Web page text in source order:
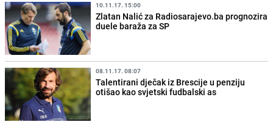
10.11.17. 15:00
Zlatan Nalić za Radiosarajevo.ba prognozira
duele baraža za SP
08.11.17. 08:07
Talentirani dječak iz Brescije u penziju
otišao kao svjetski fudbalski as